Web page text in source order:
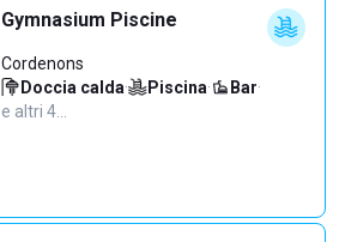
Gymnasium Piscine
Cordenons
Doccia calda· Piscina· Bar·
e altri 4…